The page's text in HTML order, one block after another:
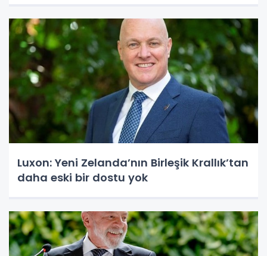
Luxon: Yeni Zelanda’nın Birleşik Krallık’tan
daha eski bir dostu yok